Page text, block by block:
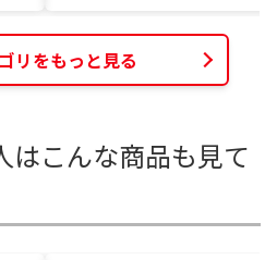
リをもっと見る
はこんな商品も見て